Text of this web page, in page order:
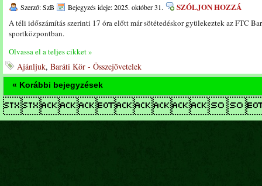
Szerző: SzB Bejegyzés ideje: 2025. október 31. SZÓLJON HOZZÁ
A téli időszámítás szerinti 17 óra előtt már sötétedéskor gyülekeztek az FTC
sportközpontban.
Olvassa el a teljes cikket »
Ajánljuk, Baráti Kör - Összejövetelek
« Korábbi bejegyzések